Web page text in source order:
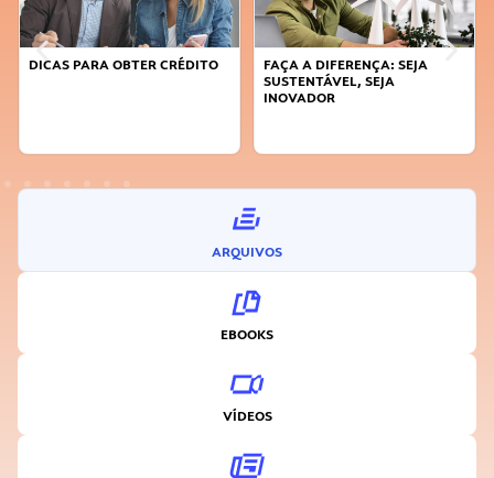
DICAS PARA OBTER CRÉDITO
FAÇA A DIFERENÇA: SEJA
SUSTENTÁVEL, SEJA
INOVADOR
ARQUIVOS
EBOOKS
VÍDEOS